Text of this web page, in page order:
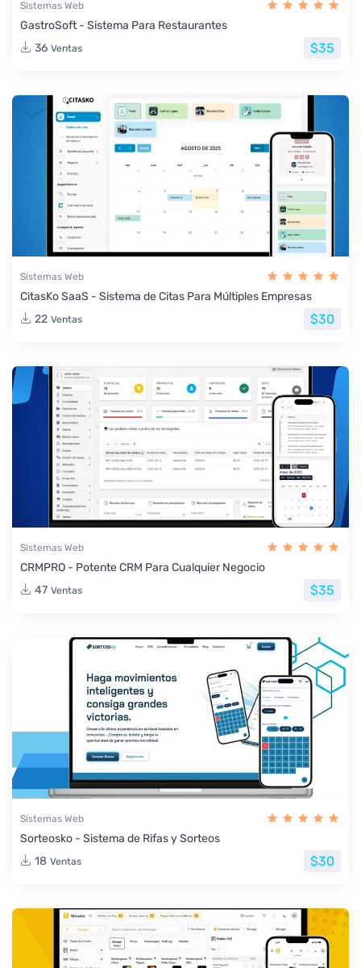
Sistemas Web
GastroSoft - Sistema Para Restaurantes
36 Ventas $35
Sistemas Web
CitasKo SaaS - Sistema de Citas Para Múltiples Empresas
22 Ventas $30
Sistemas Web
CRMPRO - Potente CRM Para Cualquier Negocio
47 Ventas $35
Sistemas Web
Sorteosko - Sistema de Rifas y Sorteos
18 Ventas $30